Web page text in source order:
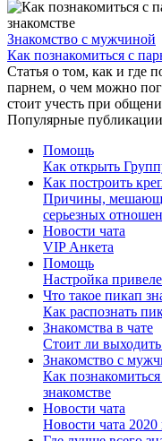
Знакомство с мужчиной
Как познакомиться с
Статья о том, как и где
парнем, о чем можно
стоит учесть при
Популярные публикации
Помощь
Как открыть
Как построить
Причины,
серьезных
Новости чата
VIP Анкета
Помощь
Настройка
Что такое пикап
Как распознать
Знакомства в чате
Стоит ли
Знакомство с
Как
знакомстве
Новости чата
Новости чата 2020